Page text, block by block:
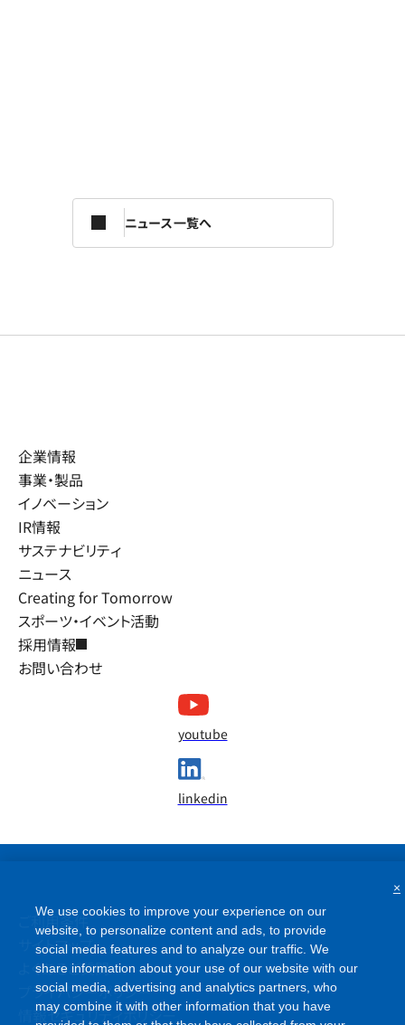
ニュース一覧へ
企業情報
事業・製品
イノベーション
IR情報
サステナビリティ
ニュース
Creating for Tomorrow
スポーツ・イベント活動
採用情報
お問い合わせ
youtube
linkedin
ご利用条件
サイトマップ
よくあるご質問
プライバシーポリシー
情報セキュリティポリシー
We use cookies to improve your experience on our
website, to personalize content and ads, to provide
social media features and to analyze our traffic. We
share information about your use of our website with our
social media, advertising and analytics partners, who
may combine it with other information that you have
×